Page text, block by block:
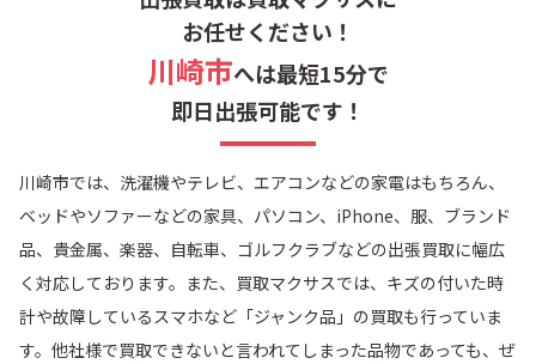
お任せください！
川崎市へは最短15分で
即日出張可能です！
川崎市では、洗濯機やテレビ、エアコンなどの家電はもちろん、
ベッドやソファーなどの家具、パソコン、iPhone、服、ブランド
品、貴金属、楽器、自転車、ゴルフクラブなどの出張買取に幅広
く対応しております。また、買取マクサスでは、キズの付いた時
計や故障しているスマホなど「ジャンク品」の買取も行っていま
す。他社様で買取できないと言われてしまった品物であっても、ぜ